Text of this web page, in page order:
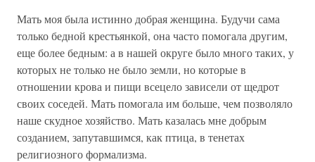
Мать моя была истинно добрая женщина. Будучи сама
только бедной крестьянкой, она часто помогала другим,
еще более бедным: а в нашей округе было много таких, у
которых не только не было земли, но которые в
отношении крова и пищи всецело зависели от щедрот
своих соседей. Мать помогала им больше, чем позволяло
наше скудное хозяйство. Мать казалась мне добрым
созданием, запутавшимся, как птица, в тенетах
религиозного формализма.